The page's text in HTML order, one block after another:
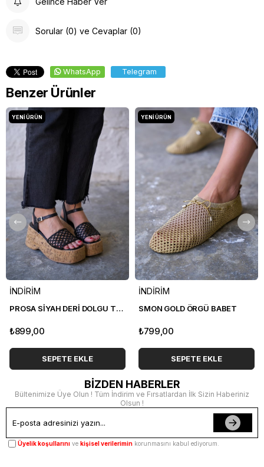
Sorular (0) ve Cevaplar (0)
WhatsApp Telegram
Benzer Ürünler
İNDİRİM
PROSA SİYAH DERİ DOLGU TOPUK SANDALET
₺899,00
SEPETE EKLE
YENI ÜRÜN
İNDİRİM
SMON GOLD ÖRGÜ BABET
₺799,00
SEPETE EKLE
YENI ÜRÜN
BİZDEN HABERLER
Bültenimize Üye Olun ! Tüm İndirim ve Fırsatlardan İlk Sizin Haberiniz
Olsun !
Üyelik koşullarını ve kişisel verilerimin korunmasını kabul ediyorum.